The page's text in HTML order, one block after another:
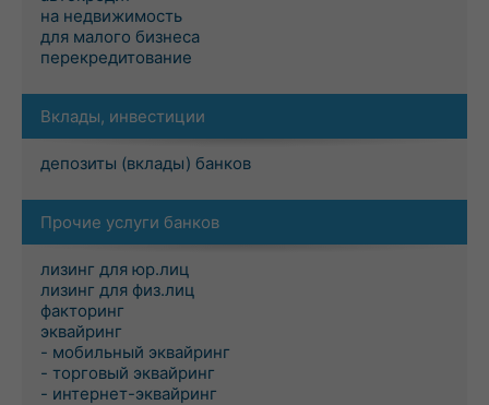
на недвижимость
для малого бизнеса
перекредитование
Вклады, инвестиции
депозиты (вклады) банков
Прочие услуги банков
лизинг для юр.лиц
лизинг для физ.лиц
факторинг
эквайринг
- мобильный эквайринг
- торговый эквайринг
- интернет-эквайринг